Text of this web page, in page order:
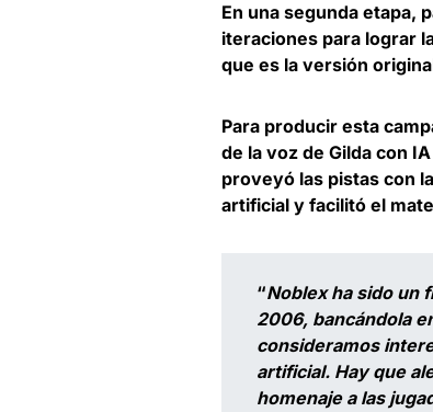
En una segunda etapa,
iteraciones para lograr
que es la versión
Para producir esta
de la voz de Gilda con
proveyó las pistas con
artificial y facilitó el
“Noblex ha sido un
2006, bancándola
consideramos
artificial. Hay que
homenaje a las